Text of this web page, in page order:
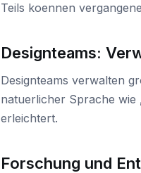
Teils koennen
Designteams:
Designteams verwalten
natuerlicher Sprache wie
erleichtert.
Forschung und